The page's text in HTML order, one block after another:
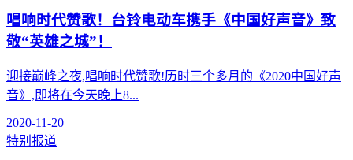
唱响时代赞歌！台铃电动车携手《中国好声音》致
敬“英雄之城”！
迎接巅峰之夜,唱响时代赞歌!历时三个多月的《2020中国好声
音》,即将在今天晚上8...
2020-11-20
特别报道